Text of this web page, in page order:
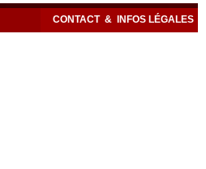
CONTACT & INFOS LÉGALES